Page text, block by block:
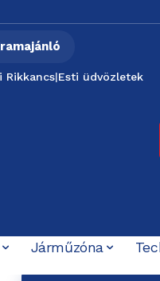
Rikkancs|Esti üdvözletek
Járműzóna